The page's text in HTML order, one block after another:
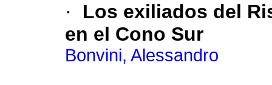
·
Los exiliados del
en el Cono Sur
Bonvini, Alessandro